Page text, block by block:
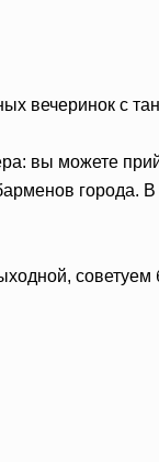
вечеринок с
вы можете
советуем